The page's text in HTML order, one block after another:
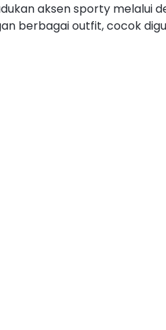
aksen sporty melalui
berbagai outfit, cocok